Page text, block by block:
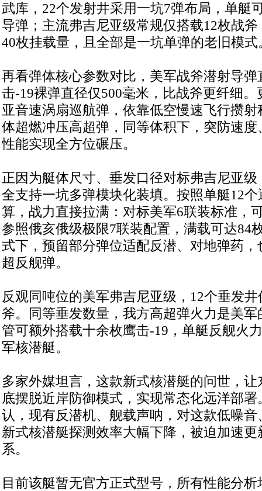
武库，22个发射井采用一坑7弹布局，单艇
导弹；主流弗吉尼亚级常规仅搭载12枚战
40枚挂载量，且全部是一坑单弹的老旧模式
再看弹体核心参数对比，美军战斧潜射导弹
击-19裸弹直径仅500毫米，比战斧更纤细
亚音速涡扇巡航弹，依靠低空慢速飞行攒
体超燃冲压高超弹，同等体积下，突防速
性能实现全方位碾压。
正因为艇体尺寸、垂发口径对标弗吉尼亚
全支持一坑多弹模块化装填。按照单艇12
算，战力直接拉满：对标美军6联装标准，
参照俄亥俄级极限7联装配置，满载可达84
式下，预留部分弹位适配反潜、对地弹药
超反舰弹。
反观同吨位的美军弗吉尼亚级，12个垂发
斧。同等垂发数量，我方高超弹火力是美
管可额外搭载十余枚鹰击-19，单艇反舰火
军核潜艇。
多家外媒坦言，这款新式核潜艇的问世，
底摆脱近岸防御模式，实现常态化远洋部
认，现有反潜机、舰载声呐，对这款低噪
新式核潜艇探测效率大幅下降，被迫加速
系。
目前该艇暂无官方正式型号，所有性能分